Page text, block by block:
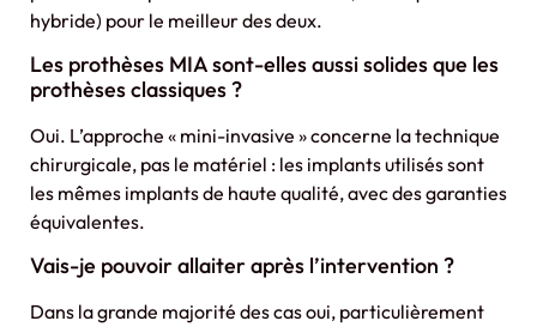
hybride) pour le meilleur des deux.
Les prothèses MIA sont-elles aussi solides que les
prothèses classiques ?
Oui. L’approche « mini-invasive » concerne la technique
chirurgicale, pas le matériel : les implants utilisés sont
les mêmes implants de haute qualité, avec des garanties
équivalentes.
Vais-je pouvoir allaiter après l’intervention ?
Dans la grande majorité des cas oui, particulièrement